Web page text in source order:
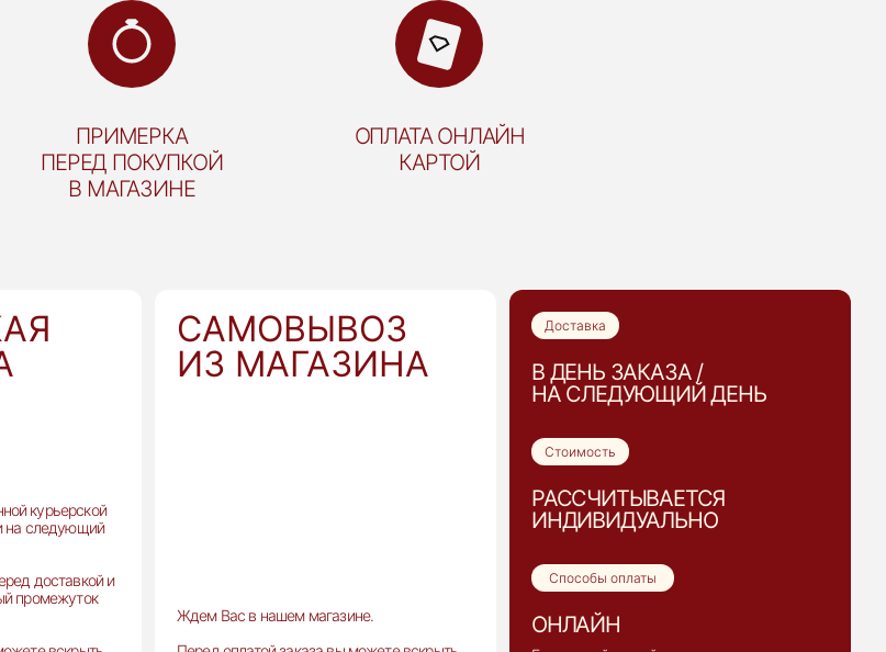
ПРИМЕРКА
ПЕРЕД ПОКУПКОЙ
В МАГАЗИНЕ
ОПЛАТА ОНЛАЙН
КАРТОЙ
курьерской
на следующий
доставкой и
промежуток
САМОВЫВОЗ
ИЗ МАГАЗИНА
Ждем Вас в нашем магазине.
Доставка
В ДЕНЬ ЗАКАЗА /
НА СЛЕДУЮЩИЙ ДЕНЬ
Стоимость
РАССЧИТЫВАЕТСЯ
ИНДИВИДУАЛЬНО
Способы оплаты
ОНЛАЙН